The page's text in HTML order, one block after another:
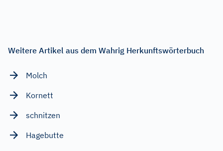
Weitere Artikel aus dem Wahrig Herkunftswörterbuch
Molch
Kornett
schnitzen
Hagebutte